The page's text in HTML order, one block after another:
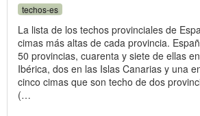
techos-es
La lista de los techos provinciales de
cimas más altas de cada provincia.
50 provincias, cuarenta y siete de ellas
Ibérica, dos en las Islas Canarias y una
cinco cimas que son techo de dos
(…